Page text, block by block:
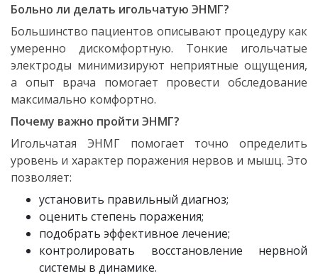
Больно ли делать игольчатую ЭНМГ?
Большинство пациентов описывают процедуру как
умеренно дискомфортную. Тонкие игольчатые
электроды минимизируют неприятные ощущения,
а опыт врача помогает провести обследование
максимально комфортно.
Почему важно пройти ЭНМГ?
Игольчатая ЭНМГ помогает точно определить
уровень и характер поражения нервов и мышц. Это
позволяет:
установить правильный диагноз;
оценить степень поражения;
подобрать эффективное лечение;
контролировать восстановление нервной
системы в динамике.